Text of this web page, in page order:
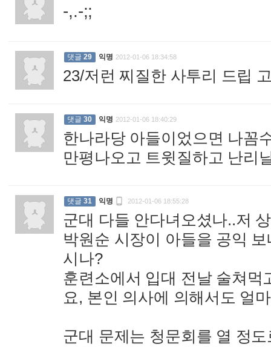
-,.-;;
댓글 29 익명 2012-01-06 18:34:58
23/저런 찌질한 사투리 드립
댓글 30 익명 2012-01-06 18:40:29
한나라당 아들이었으면 나꼼
만평나오고 트윗질하고 난리
댓글 31 익명  2012-01-06 18:55:28
군대 다들 안다녀오셨나..저
박원순 시장이 아들을 공익
시나?
훈련소에서 입대 전날 술쳐
요, 본인 의사에 의해서도 얼
군대 문제는 청문회를 열 정